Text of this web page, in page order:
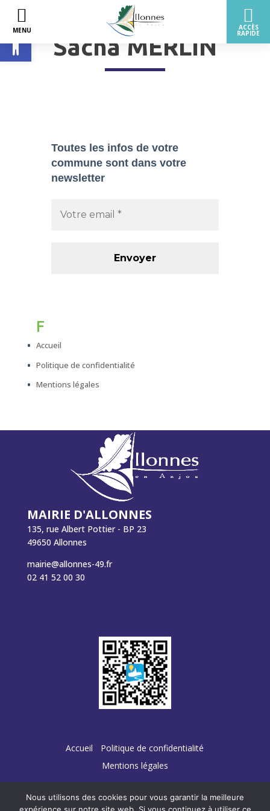
Ouvrir la barre d’outils
Sacha MERLIN
Toutes les infos de votre
commune sont dans votre
newsletter
F
Accueil
Politique de confidentialité
Mentions légales
MAIRIE D'ALLONNES
135, rue Albert Pottier - BP 23
49650 Allonnes
mairie@allonnes-49.fr
02 41 52 00 30
Accueil
Politique de confidentialité
Mentions légales
Nous utilisons des cookies pour vous garantir la meilleure